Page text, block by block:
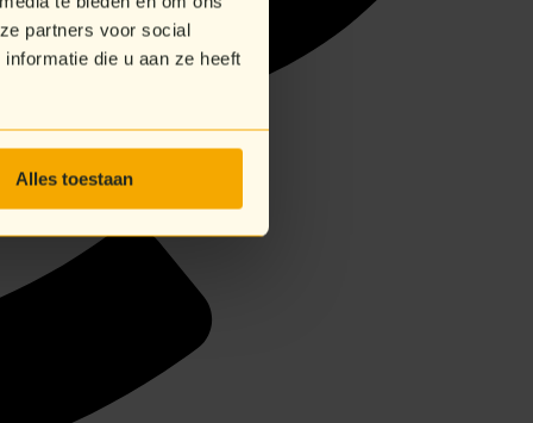
partners voor social
die u aan ze heeft
Alles toestaan